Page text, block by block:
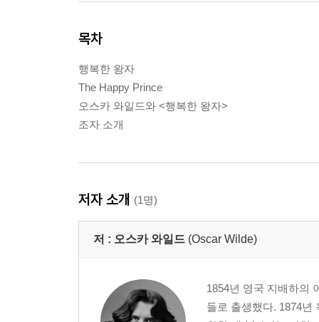
목차
행복한 왕자
The Happy Prince
오스카 와일드와 <행복한 왕자>
조자 소개
저자 소개 (1명)
저 : 오스카 와일드 (Oscar Wilde)
1854년 영국 지배하의
들로 출생했다. 1874년